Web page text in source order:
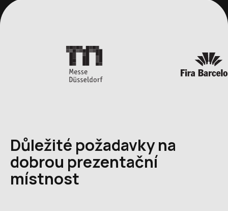
Důležité požadavky na
dobrou prezentační
místnost